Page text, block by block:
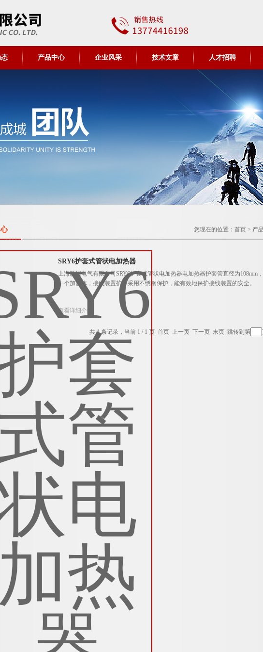
产品中心 企业风采 技术文章 人才招聘
您现在的位置： 首页 > 产
SRY6护套式管状电加热器
上海胜绪电气有限公司SRY6护套式管状电加热器电加热器护套管直径为108mm
一个加热体，接线装置护罩采用不绣钢保护，能有效地保护接线装置的安全。
查看详细介绍
共 1 条记录，当前 1 / 1 页 首页 上一页 下一页 末页 跳转到第